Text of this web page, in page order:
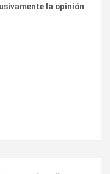
la opinión